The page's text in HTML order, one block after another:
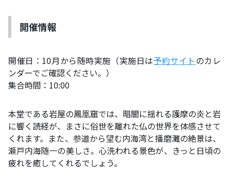
開催情報
開催日：10月から随時実施（実施日は予約サイトのカレ
ンダーでご確認ください。）
集合時間：10:00
本堂である岩屋の鳳凰窟では、暗闇に揺れる護摩の炎と岩
に響く読経が、まさに俗世を離れた仏の世界を体感させて
くれます。また、参道から望む内海湾と播磨灘の絶景は、
瀬戸内海随一の美しさ。心洗われる景色が、きっと日頃の
疲れを癒してくれるでしょう。